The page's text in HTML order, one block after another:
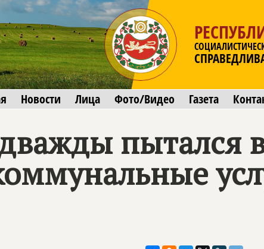
Новости Лица Фото/Видео Газета
пытался